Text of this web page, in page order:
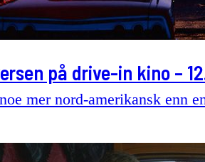
på drive-in kino –
mer nord-amerikansk enn